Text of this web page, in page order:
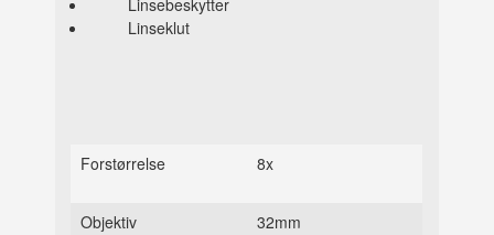
Linsebeskytter
Linseklut
Forstørrelse 8x
Objektiv 32mm